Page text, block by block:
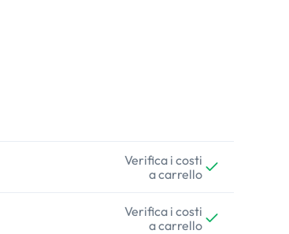
Verifica i costi
a carrello
Verifica i costi
a carrello